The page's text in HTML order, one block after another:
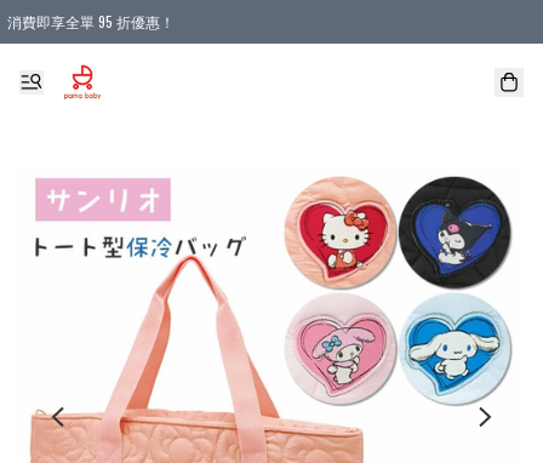
消費即享全單 95 折優惠！
購物滿 HKD 900.00即享免運費優惠！（適用於 本地送貨、本地取貨 )